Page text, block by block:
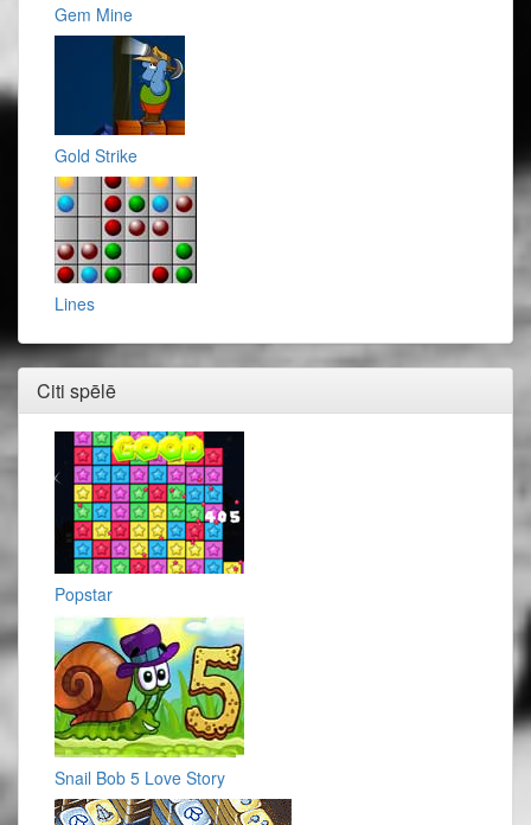
Gem Mine
Gold Strike
Lines
Citi spēlē
Popstar
Snail Bob 5 Love Story